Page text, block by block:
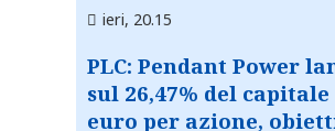
ieri, 20.15
PLC: Pendant Power
sul 26,47% del capitale
euro per azione,